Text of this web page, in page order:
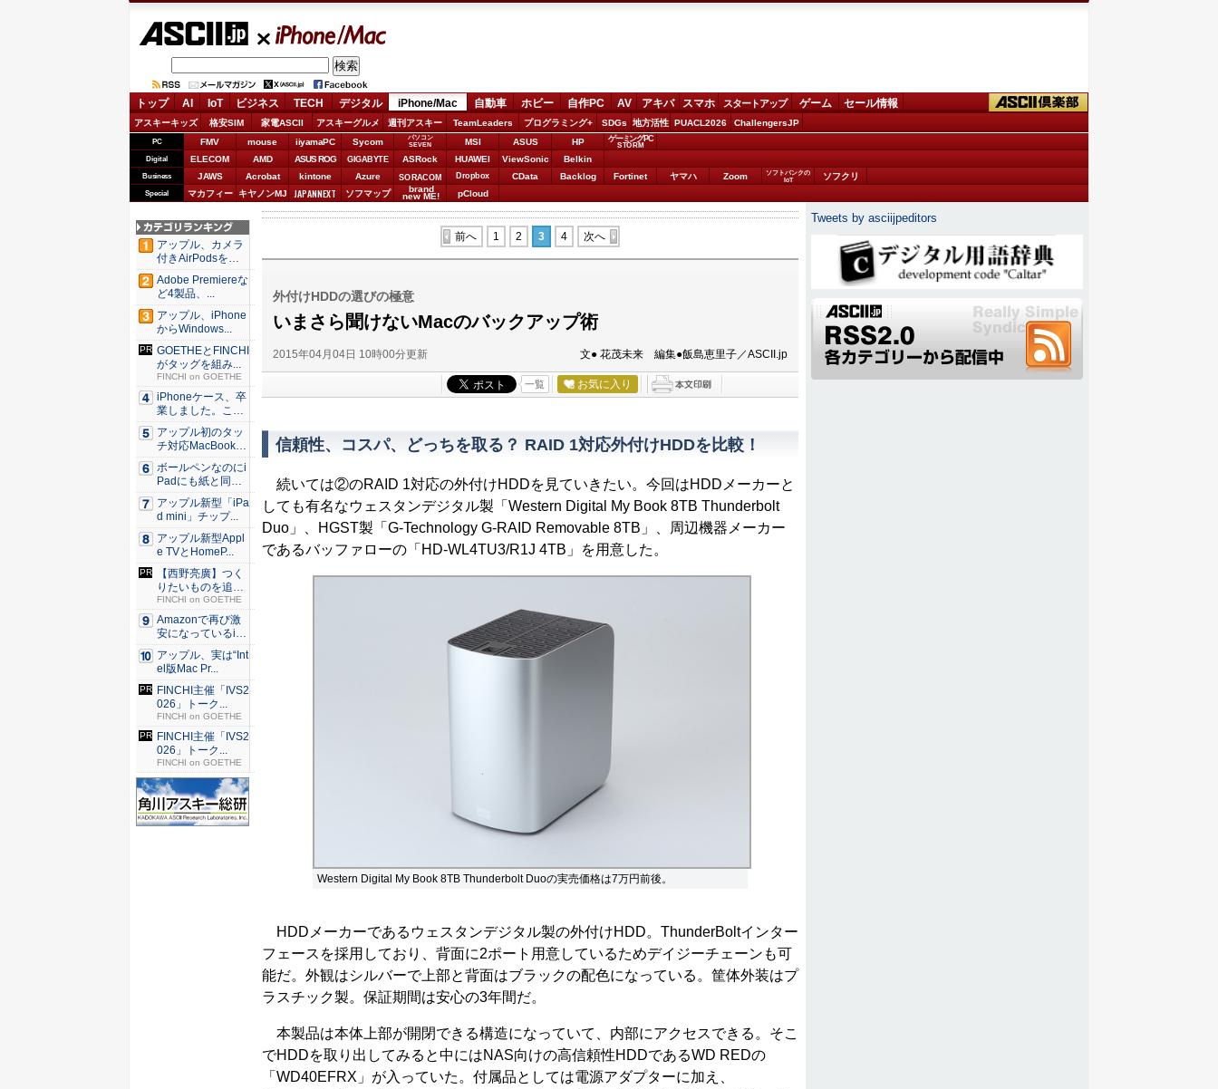
iPhone/Mac
トップ AI IoT ビジネス TECH デジタル iPhone/Mac 自動車 ホビー 自作PC AV アキバ スマホ スタートアップ ゲーム セール情報
アスキーキッズ 格安SIM 家電ASCII アスキーグルメ 週刊アスキー TeamLeaders プログラミング+ SDGs 地方活性 PUACL2026 ChallengersJP
PC FMV mouse iiyamaPC Sycom
パソコン
SEVEN
MSI ASUS HP ゲーミングPC
STORM
Digital ELECOM AMD ASUS ROG GIGABYTE ASRock HUAWEI ViewSonic Belkin
Business JAWS Acrobat kintone Azure SORACOM Dropbox CData Backlog Fortinet ヤマハ Zoom
ソフトバンクの
IoT
ソフクリ
Special マカフィー キヤノンMJ JAPANNEXT ソフマップ brand
new ME! pCloud
前へ 1 2 3 4 次へ
外付けHDDの選びの極意
いまさら聞けないMacのバックアップ術
2015年04月04日 10時00分更新 文● 花茂未来 編集●飯島恵里子／ASCII.jp
一覧 お気に入り
信頼性、コスパ、どっちを取る？ RAID 1対応外付けHDDを比較！
続いては②のRAID 1対応の外付けHDDを見ていきたい。今回はHDDメーカーと
しても有名なウェスタンデジタル製「Western Digital My Book 8TB Thunderbolt
Duo」、HGST製「G-Technology G-RAID Removable 8TB」、周辺機器メーカー
であるバッファローの「HD-WL4TU3/R1J 4TB」を用意した。
Western Digital My Book 8TB Thunderbolt Duoの実売価格は7万円前後。
HDDメーカーであるウェスタンデジタル製の外付けHDD。ThunderBoltインター
フェースを採用しており、背面に2ポート用意しているためデイジーチェーンも可
能だ。外観はシルバーで上部と背面はブラックの配色になっている。筐体外装はプ
ラスチック製。保証期間は安心の3年間だ。
本製品は本体上部が開閉できる構造になっていて、内部にアクセスできる。そこ
でHDDを取り出してみると中にはNAS向けの高信頼性HDDであるWD REDの
「WD40EFRX」が入っていた。付属品としては電源アダプターに加え、
アップル、カメラ
付きAirPodsを年
内...
Adobe Premiereな
ど4製品、...
アップル、iPhone
からWindows...
GOETHEとFINCHI
がタッグを組み...
FINCHI on GOETHE
iPhoneケース、卒
業しました。これ
か...
アップル初のタッ
チ対応MacBook、
早...
ボールペンなのにi
Padにも紙と同じ
滑ら...
アップル新型「iPa
d mini」チップ...
アップル新型Appl
e TVとHomeP...
【西野亮廣】つく
りたいものを追求
できる環...
FINCHI on GOETHE
Amazonで再び激
安になっているiP
h...
アップル、実は“Int
el版Mac Pr...
FINCHI主催「IVS2
026」トーク...
FINCHI on GOETHE
FINCHI主催「IVS2
026」トーク...
FINCHI on GOETHE
Tweets by asciijpeditors